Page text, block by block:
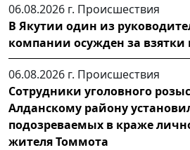
06.08.2026 г. Происшествия
В Якутии один из
компании осужден за взятки
06.08.2026 г. Происшествия
Сотрудники уголовного
Алданскому району
подозреваемых в краже
жителя Томмота